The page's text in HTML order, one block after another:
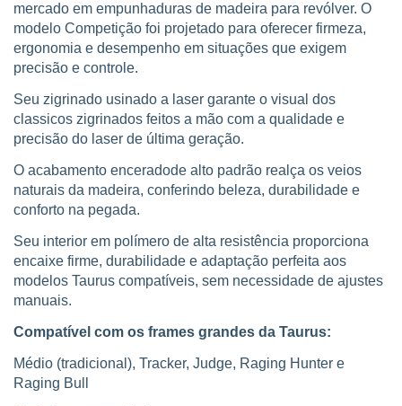
mercado em empunhaduras de madeira para revólver. O
modelo Competição foi projetado para oferecer firmeza,
ergonomia e desempenho em situações que exigem
precisão e controle.
Seu zigrinado usinado a laser garante o visual dos
classicos zigrinados feitos a mão com a qualidade e
precisão do laser de última geração.
O acabamento enceradode alto padrão realça os veios
naturais da madeira, conferindo beleza, durabilidade e
conforto na pegada.
Seu interior em polímero de alta resistência proporciona
encaixe firme, durabilidade e adaptação perfeita aos
modelos Taurus compatíveis, sem necessidade de ajustes
manuais.
Compatível com os frames grandes da Taurus:
Médio (tradicional), Tracker, Judge, Raging Hunter e
Raging Bull